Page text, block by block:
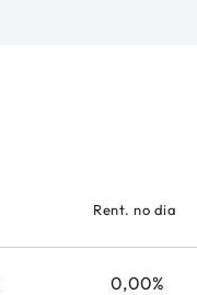
Rent. no dia
0,00%